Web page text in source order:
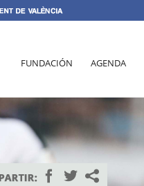
FUNDACIÓN AGENDA